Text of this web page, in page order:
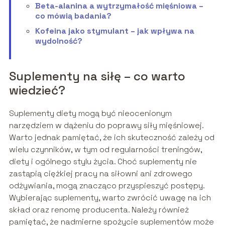
Beta-alanina a wytrzymałość mięśniowa –
co mówią badania?
Kofeina jako stymulant – jak wpływa na
wydolność?
Suplementy na siłę – co warto
wiedzieć?
Suplementy diety mogą być nieocenionym
narzędziem w dążeniu do poprawy siły mięśniowej.
Warto jednak pamiętać, że ich skuteczność zależy od
wielu czynników, w tym od regularności treningów,
diety i ogólnego stylu życia. Choć suplementy nie
zastąpią ciężkiej pracy na siłowni ani zdrowego
odżywiania, mogą znacząco przyspieszyć postępy.
Wybierając suplementy, warto zwrócić uwagę na ich
skład oraz renomę producenta. Należy również
pamiętać, że nadmierne spożycie suplementów może